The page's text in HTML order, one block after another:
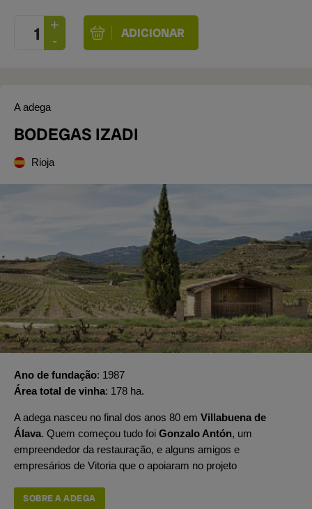
A adega
BODEGAS IZADI
Rioja
Ano de fundação 1987
Área total de vinha 178 ha.
A adega nasceu no final dos anos 80 em Villabuena de
Álava. Quem começou tudo foi Gonzalo Antón, um
empreendedor da restauração, e alguns amigos e
empresários de Vitoria que o apoiaram no projeto
SOBRE A ADEGA